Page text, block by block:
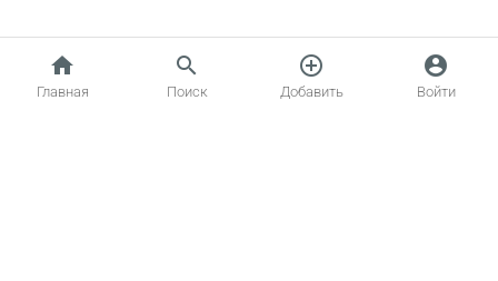
home
Главная
search
Поиск
add_circle_outline
Добавить
account_circle
Войти